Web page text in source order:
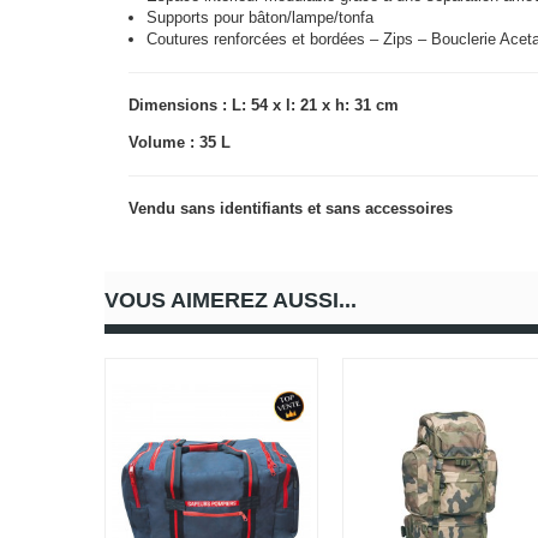
Supports pour bâton/lampe/tonfa
Coutures renforcées et bordées – Zips – Bouclerie
Dimensions : L: 54 x l: 21 x h: 31 cm
Volume : 35 L
Vendu sans identifiants et sans accessoires
VOUS AIMEREZ AUSSI...